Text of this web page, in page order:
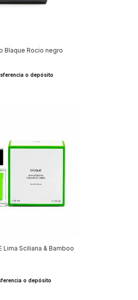
Blaque Rocio negro
o depósito
Lima Sciliana & Bamboo
o depósito